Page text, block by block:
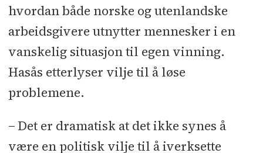
hvordan både norske og utenlandske
arbeidsgivere utnytter mennesker i en
vanskelig situasjon til egen vinning.
Hasås etterlyser vilje til å løse
problemene.
− Det er dramatisk at det ikke synes å
være en politisk vilje til å iverksette